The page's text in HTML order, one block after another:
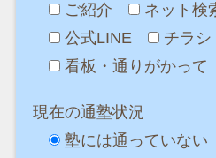
ご紹介 ネット検
公式LINE
チラシ
看板・通りがかって
現在の通塾状況
塾には通っていない